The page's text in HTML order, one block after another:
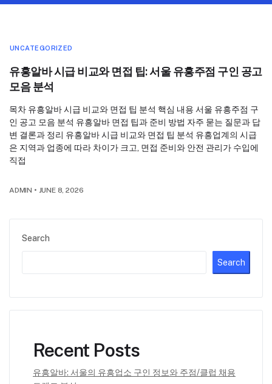
Search
Search
Recent Posts
유흥알바: 서울의 유흥업소 구인 정보와 주점/클럽 채용
UNCATEGORIZED
유흥알바 시급 비교와 면접 팁: 서울 유흥주점 구인 공고
모음 분석
목차 유흥알바 시급 비교와 면접 팁 분석 핵심 내용 서울 유흥주점 구
인 공고 모음 분석 유흥알바 면접 팁과 준비 방법 자주 묻는 질문과 답
변 결론과 정리 유흥알바 시급 비교와 면접 팁 분석 유흥업계의 시급
은 지역과 업종에 따라 차이가 크고, 면접 준비와 안전 관리가 수입에
직접
ADMIN • JUNE 8, 2026